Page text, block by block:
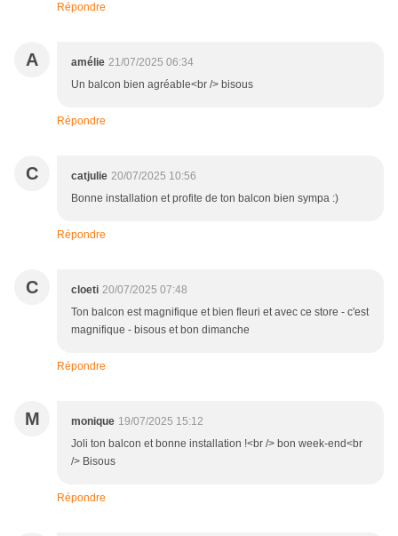
Répondre
A amélie 21/07/2025 06:34
Un balcon bien agréable<br /> bisous
Répondre
C catjulie 20/07/2025 10:56
Bonne installation et profite de ton balcon bien sympa :)
Répondre
C cloeti 20/07/2025 07:48
Ton balcon est magnifique et bien fleuri et avec ce store - c'est
magnifique - bisous et bon dimanche
Répondre
M monique 19/07/2025 15:12
Joli ton balcon et bonne installation !<br /> bon week-end<br
/> Bisous
Répondre